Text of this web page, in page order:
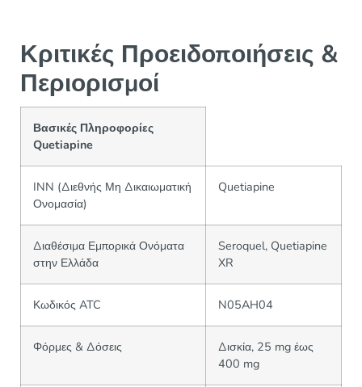
Κριτικές Προειδοποιήσεις &
Περιορισμοί
Βασικές Πληροφορίες
Quetiapine
INN (Διεθνής Μη Δικαιωματική
Ονομασία)
Quetiapine
Διαθέσιμα Εμπορικά Ονόματα
στην Ελλάδα
Seroquel, Quetiapine
XR
Κωδικός ATC N05AH04
Φόρμες & Δόσεις
Δισκία, 25 mg έως
400 mg